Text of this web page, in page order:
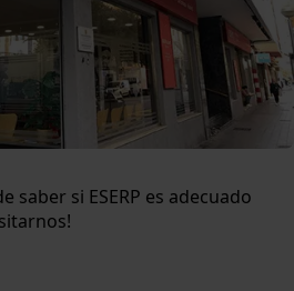
saber si ESERP es adecuado